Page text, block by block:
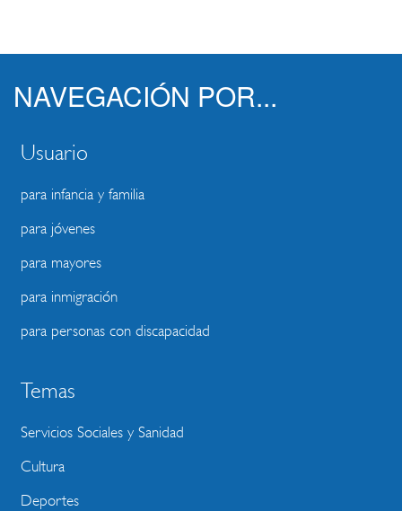
NAVEGACIÓN POR...
Usuario
para infancia y familia
para jóvenes
para mayores
para inmigración
para personas con discapacidad
Temas
Servicios Sociales y Sanidad
Cultura
Deportes